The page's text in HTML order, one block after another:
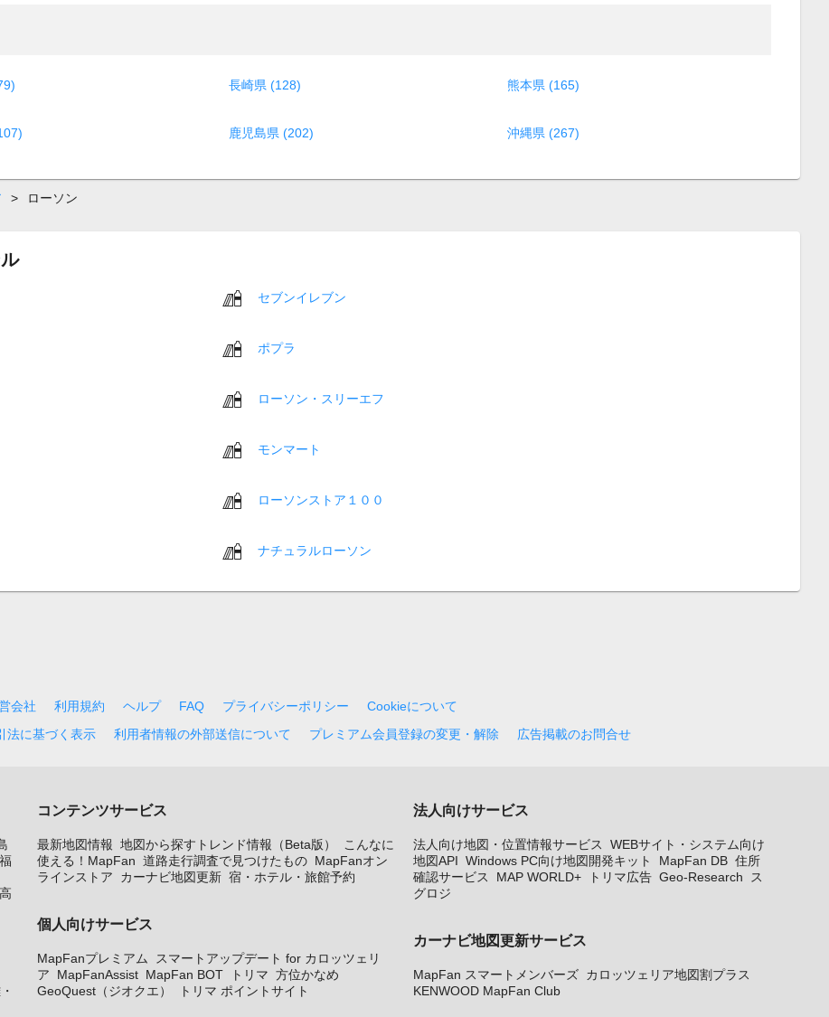
長崎県 (128) 熊本県 (165)
鹿児島県 (202) 沖縄県 (267)
> ローソン
セブンイレブン
ポプラ
ローソン・スリーエフ
モンマート
ローソンストア１００
ナチュラルローソン
会社 利用規約 ヘルプ FAQ プライバシーポリシー
Cookieについて
法に基づく表示 利用者情報の外部送信について プレミアム会員登録の変更・解除 広告掲載のお問合せ
福
高
コンテンツサービス
最新地図情報 地図から探すトレンド情報（Beta版）
こんなに
使える！MapFan 道路走行調査で見つけたもの MapFanオン
ラインストア
カーナビ地図更新 宿・ホテル・旅館予約
個人向けサービス
MapFanプレミアム
スマートアップデート for カロッツェリ
ア
MapFanAssist MapFan BOT トリマ 方位かなめ
GeoQuest（ジオクエ）
トリマ ポイントサイト
法人向けサービス
法人向け地図・位置情報サービス
WEBサイト・システム向け
地図API Windows PC向け地図開発キット MapFan DB 住所
確認サービス
MAP WORLD+ トリマ広告 Geo-Research
ス
グロジ
カーナビ地図更新サービス
MapFan スマートメンバーズ カロッツェリア地図割プラス
KENWOOD MapFan Club